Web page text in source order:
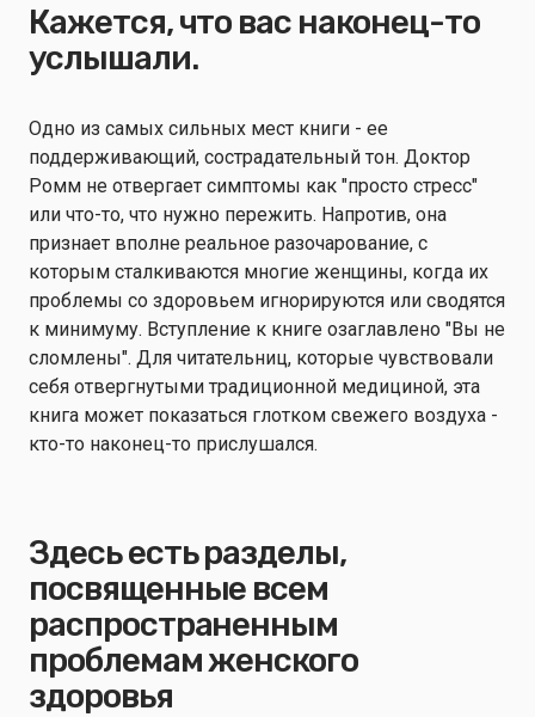
Кажется, что вас наконец-то
услышали.
Одно из самых сильных мест книги - ее
поддерживающий, сострадательный тон. Доктор
Ромм не отвергает симптомы как "просто стресс"
или что-то, что нужно пережить. Напротив, она
признает вполне реальное разочарование, с
которым сталкиваются многие женщины, когда их
проблемы со здоровьем игнорируются или сводятся
к минимуму. Вступление к книге озаглавлено "Вы не
сломлены". Для читательниц, которые чувствовали
себя отвергнутыми традиционной медициной, эта
книга может показаться глотком свежего воздуха -
кто-то наконец-то прислушался.
Здесь есть разделы,
посвященные всем
распространенным
проблемам женского
здоровья